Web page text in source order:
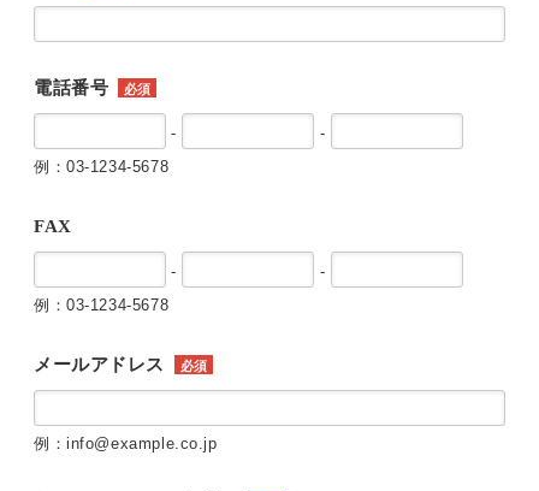
電話番号 必須
-
-
例：03-1234-5678
FAX
-
-
例：03-1234-5678
メールアドレス 必須
例：info@example.co.jp